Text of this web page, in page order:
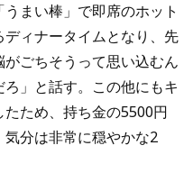
まい棒」で即席のホット
ディナータイムとなり、先
ごちそうって思い込むん
」と話す。この他にもキ
ため、持ち金の5500円
分は非常に穏やかな2